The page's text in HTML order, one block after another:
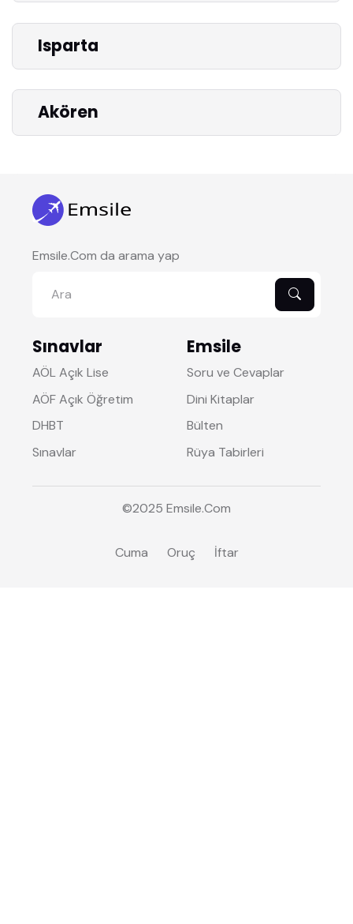
Isparta
Akören
Emsile.Com da arama yap
Sınavlar
AÖL Açık Lise
AÖF Açık Öğretim
DHBT
Sınavlar
Emsile
Soru ve Cevaplar
Dini Kitaplar
Bülten
Rüya Tabirleri
©2025 Emsile.Com
Cuma Oruç İftar